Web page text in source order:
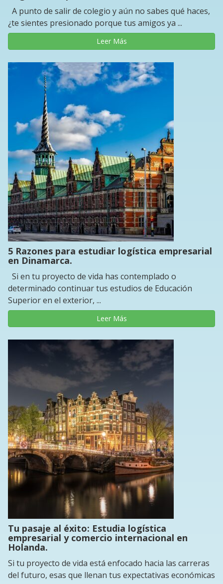
A punto de salir de colegio y aún no sabes qué haces,
¿te sientes presionado porque tus amigos ya ...
Leer Más
5 Razones para estudiar logística empresarial
en Dinamarca.
Si en tu proyecto de vida has contemplado o
determinado continuar tus estudios de Educación
Superior en el exterior, ...
Leer Más
Tu pasaje al éxito: Estudia logística
empresarial y comercio internacional en
Holanda.
Si tu proyecto de vida está enfocado hacia las carreras
del futuro, esas que llenan tus expectativas económicas